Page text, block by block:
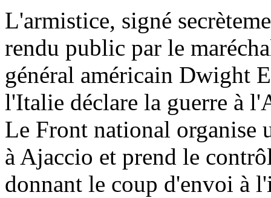
L'armistice, signé
rendu public par le
général américain Dwight
l'Italie déclare la guerre à
Le Front national organise
à Ajaccio et prend le
donnant le coup d'envoi à